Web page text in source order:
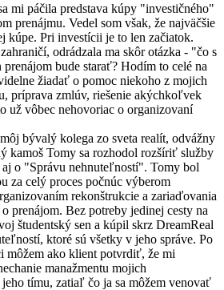
mi páčila predstava kúpy "investičného"
prenájmu. Vedel som však, že najväčšie
kúpe. Pri investícii je to len začiatok.
odrádzala ma skôr otázka - "čo s
bude starať? Hodím to celé na
žiadať o pomoc niekoho z mojich
príprava zmlúv, riešenie akýchkoľvek
už vôbec nehovoriac o organizovaní
bývalý kolega zo sveta realít, odvážny
kamoš Tomy sa rozhodol rozšíriť služby
o "Správu nehnuteľností". Tomy bol
za celý proces počnúc výberom
rekonštrukcie a zariaďovania
prenájom. Bez potreby jedinej cesty na
študentský sen a kúpil skrz DreamReal
ktoré sú všetky v jeho správe. Po
môžem ako klient potvrdiť, že mi
manažmentu mojich
tímu, zatiaľ čo ja sa môžem venovať